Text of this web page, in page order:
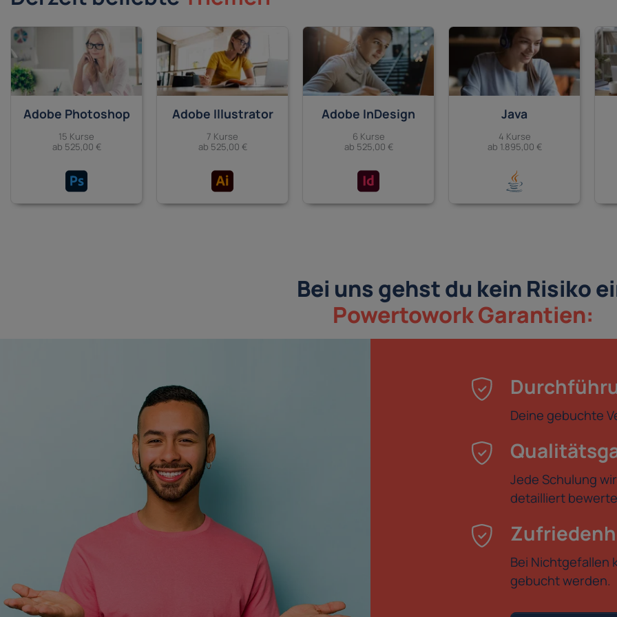
Adobe Photoshop
15 Kurse
ab 525,00 €
Adobe Illustrator
7 Kurse
ab 525,00 €
Adobe InDesign
6 Kurse
ab 525,00 €
Java
4 Kurse
ab 1.895,00 €
Bei uns gehst du kein Risiko
Powertowork Garantien:
Deine gebuchte
Jede Schulung
detailliert
Bei Nichtgefallen
gebucht werden.